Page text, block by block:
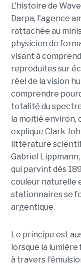
L'histoire de
Darpa, l'agence
rattachée au
physicien de
visant à
reproduites sur
réel de la vision
comprendre
totalité du
la moitié environ,
explique Clark
littérature
Gabriel
qui parvint dès
couleur naturelle
stationnaires se
argentique.
Le principe est
lorsque la
à travers